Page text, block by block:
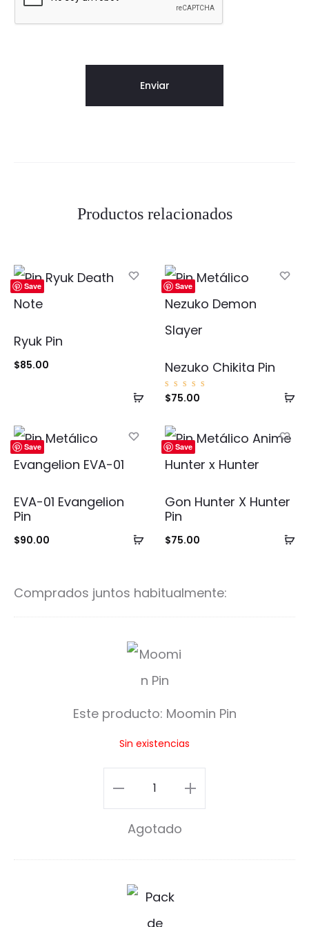
Productos relacionados
Save
Añadir
carrito
Ryuk Pin
$85.00
Save
Nezuko Chikita Pin
Valorad
o con
$75.00
Save
Añadir
EVA-01 Evangelion
Pin
$90.00
Save
Gon Hunter X Hunter
Pin
$75.00
Comprados juntos habitualmente:
M
o
i
P
i
n
Este producto: Moomin Pin
Sin existencias
Moomin
Pin
cantidad
Agotado
S
t